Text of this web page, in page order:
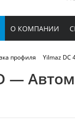
О КОМПАНИИ
профиля Yilmaz DC
—